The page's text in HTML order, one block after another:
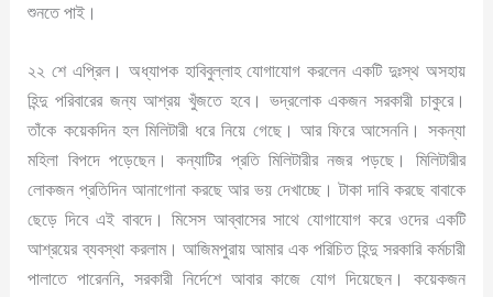
শুনতে পাই।
২২ শে এপ্রিল। অধ্যাপক হাবিবুল্লাহ যোগাযোগ করলেন একটি দুঃস্থ অসহায়
হিন্দু পরিবারের জন্য আশ্রয় খুঁজতে হবে। ভদ্রলোক একজন সরকারী চাকুরে।
তাঁকে কয়েকদিন হল মিলিটারী ধরে নিয়ে গেছে। আর ফিরে আসেননি। সকন্যা
মহিলা বিপদে পড়েছেন। কন্যাটির প্রতি মিলিটারীর নজর পড়ছে। মিলিটারীর
লোকজন প্রতিদিন আনাগোনা করছে আর ভয় দেখাচ্ছে। টাকা দাবি করছে বাবাকে
ছেড়ে দিবে এই বাবদে। মিসেস আব্বাসের সাথে যোগাযোগ করে ওদের একটি
আশ্রয়ের ব্যবস্থা করলাম। আজিমপুরায় আমার এক পরিচিত হিন্দু সরকারি কর্মচারী
পালাতে পারেননি, সরকারী নির্দেশে আবার কাজে যোগ দিয়েছেন। কয়েকজন